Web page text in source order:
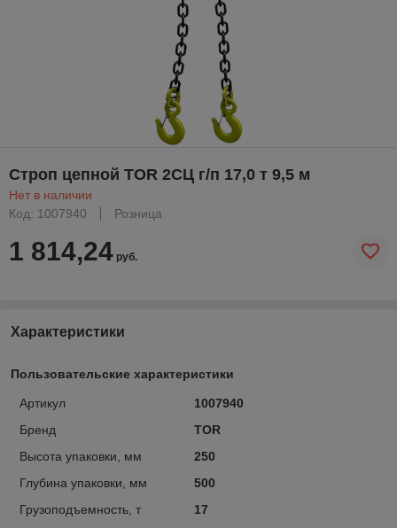
Строп цепной TOR 2СЦ г/п 17,0 т 9,5 м
Нет в наличии
Код: 1007940
Розница
1 814,24 руб.
Характеристики
Пользовательские характеристики
Артикул
1007940
Бренд
TOR
Высота упаковки, мм
250
Глубина упаковки, мм
500
Грузоподъемность, т
17